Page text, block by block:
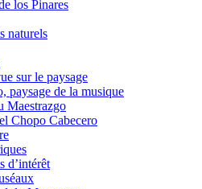
los Pinares
naturels
sur le paysage
paysage de la musique
Maestrazgo
Chopo Cabecero
d’intérêt